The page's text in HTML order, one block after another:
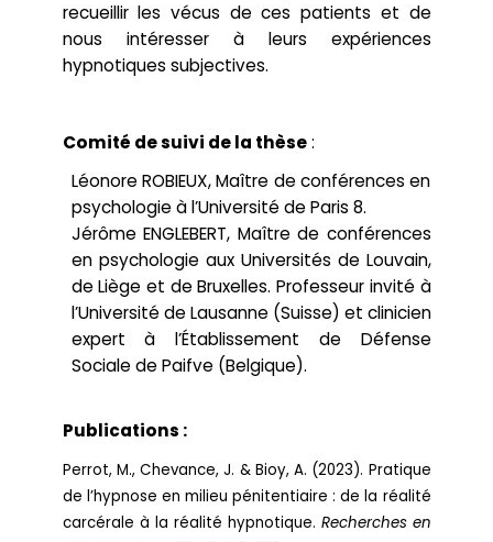
recueillir les vécus de ces patients et de
nous intéresser à leurs expériences
hypnotiques subjectives.
Comité de suivi de la thèse:
Léonore ROBIEUX, Maître de conférences en
psychologie à l’Université de Paris 8.
Jérôme ENGLEBERT, Maître de conférences
en psychologie aux Universités de Louvain,
de Liège et de Bruxelles. Professeur invité à
l’Université de Lausanne (Suisse) et clinicien
expert à l’Établissement de Défense
Sociale de Paifve (Belgique).
Publications :
Perrot, M., Chevance, J. & Bioy, A. (2023). Pratique
de l’hypnose en milieu pénitentiaire : de la réalité
carcérale à la réalité hypnotique. Recherches en